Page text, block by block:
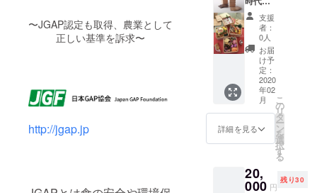
〜JGAP認定も取得、農業として
正しい基準を訴求〜
http://jgap.jp
使用法
精油を
拡散し
て、手
軽に香
りを楽
しむ 入
浴時、
湯船に
数滴
（１～
５滴）
セー
ション
す。
様々な
コンテ
ストで
も入賞
してい
るお米
です。
んと直
接提携
し、特
定の天
然吉野
ヒノキ
のみを
使用し
ており
ます。
天然の
吉野ヒ
ノキが
鮮な香
りと手
ヌカや
もみ殻
燻炭、
吉野の
おが屑
などか
ら作っ
た発酵
堆肥を
活かし
た土壌
づく
法に取
り組ん
とって
くれ、
また乾
燥した
ら木が
湿気を
吐き出
し、ま
るで呼
吸して
いるか
み込み
ます。
炊飯器
に保温
機能の
ない時
代、先
人たち
は炊い
たご飯
を木の
桶「お
櫃」に
いれて
た。お
櫃に入
支援
者：
0人
お届
け予
定：
2020
年02
月
詳細を見る
こ
の
リ
タ
ー
ン
を
選
択
す
る
20,
000 円
残り30